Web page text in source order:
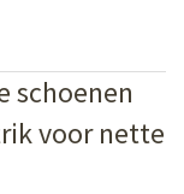
schoenen
voor nette